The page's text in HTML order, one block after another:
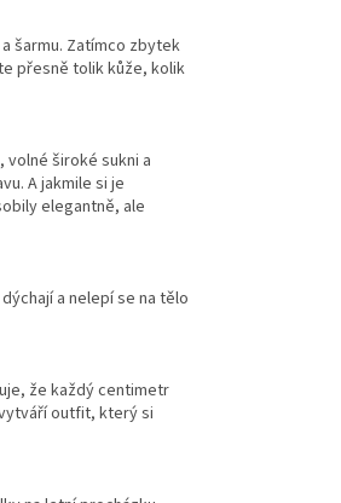
šarmu. Zatímco zbytek
přesně tolik kůže, kolik
volné široké sukni a
A jakmile si je
elegantně, ale
a nelepí se na tělo
že každý centimetr
outfit, který si